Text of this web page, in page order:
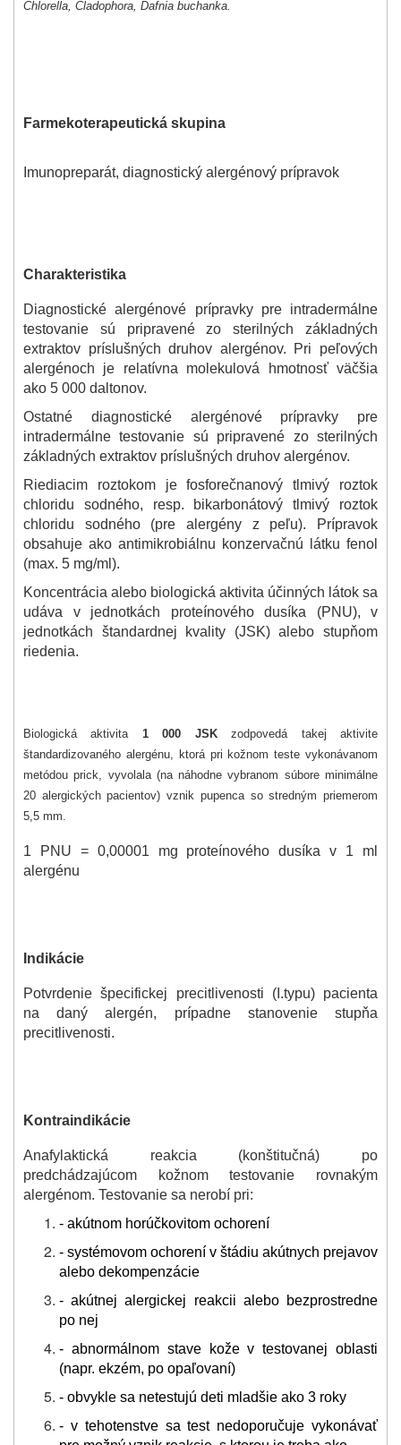
Chlorella, Cladophora, Dafnia buchanka.
Farmekoterapeutická skupina
Imunopreparát, diagnostický alergénový prípravok
Charakteristika
Diagnostické alergénové prípravky pre intradermálne
testovanie sú pripravené zo sterilných základných
extraktov príslušných druhov alergénov. Pri peľových
alergénoch je relatívna molekulová hmotnosť väčšia
ako 5 000 daltonov.
Ostatné diagnostické alergénové prípravky pre
intradermálne testovanie sú pripravené zo sterilných
základných extraktov príslušných druhov alergénov.
Riediacim roztokom je fosforečnanový tlmivý roztok
chloridu sodného, resp. bikarbonátový tlmivý roztok
chloridu sodného (pre alergény z peľu). Prípravok
obsahuje ako antimikrobiálnu konzervačnú látku fenol
(max. 5 mg/ml).
Koncentrácia alebo biologická aktivita účinných látok sa
udáva v jednotkách proteínového dusíka (PNU), v
jednotkách štandardnej kvality (JSK) alebo stupňom
riedenia.
Biologická aktivita 1 000 JSK
zodpovedá takej aktivite
štandardizovaného alergénu, ktorá pri kožnom teste vykonávanom
metódou prick, vyvolala (na náhodne vybranom súbore minimálne
20 alergických pacientov) vznik pupenca so stredným priemerom
5,5 mm.
1 PNU = 0,00001 mg proteínového dusíka v 1 ml
alergénu
Indikácie
Potvrdenie špecifickej precitlivenosti (I.typu) pacienta
na daný alergén, prípadne stanovenie stupňa
precitlivenosti.
Kontraindikácie
Anafylaktická reakcia (konštitučná) po
predchádzajúcom kožnom testovanie rovnakým
alergénom. Testovanie sa nerobí pri:
- akútnom horúčkovitom ochorení
- systémovom ochorení v štádiu akútnych prejavov
alebo dekompenzácie
- akútnej alergickej reakcii alebo bezprostredne
po nej
- abnormálnom stave kože v testovanej oblasti
(napr. ekzém, po opaľovaní)
- obvykle sa netestujú deti mladšie ako 3 roky
- v tehotenstve sa test nedoporučuje vykonávať